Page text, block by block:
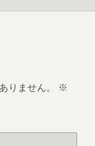
りません。
※